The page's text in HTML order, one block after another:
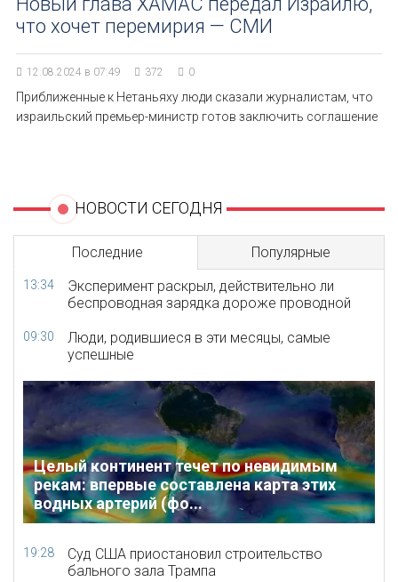
что хочет перемирия — СМИ
12.08.2024 в 07:49 372 0
Приближенные к Нетаньяху люди сказали журналистам, что
израильский премьер-министр готов заключить соглашение
НОВОСТИ СЕГОДНЯ
Последние Популярные
13:34
Эксперимент раскрыл, действительно ли
беспроводная зарядка дороже проводной
09:30
Люди, родившиеся в эти месяцы, самые
успешные
Целый континент течет по невидимым
рекам: впервые составлена карта этих
водных артерий (фо...
19:28
Суд США приостановил строительство
бального зала Трампа